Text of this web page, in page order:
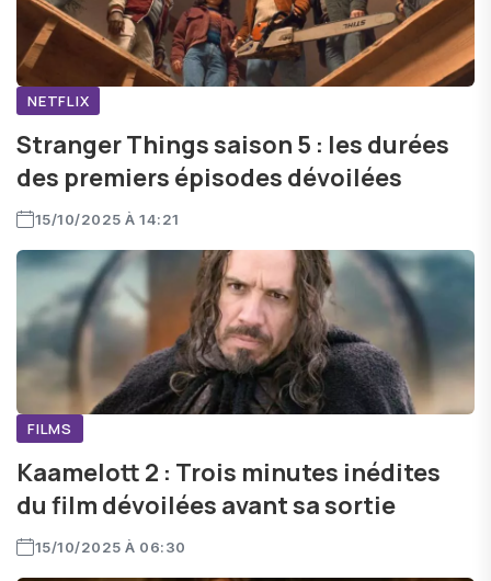
NETFLIX
Stranger Things saison 5 : les durées
des premiers épisodes dévoilées
15/10/2025 À 14:21
FILMS
Kaamelott 2 : Trois minutes inédites
du film dévoilées avant sa sortie
15/10/2025 À 06:30